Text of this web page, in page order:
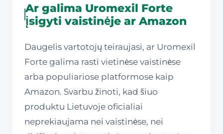
Ar galima Uromexil Forte
įsigyti vaistinėje ar Amazon
Daugelis vartotojų teiraujasi, ar Uromexil
Forte galima rasti vietinėse vaistinėse
arba populiariose platformose kaip
Amazon. Svarbu žinoti, kad šiuo
produktu Lietuvoje oficialiai
neprekiaujama nei vaistinėse, nei